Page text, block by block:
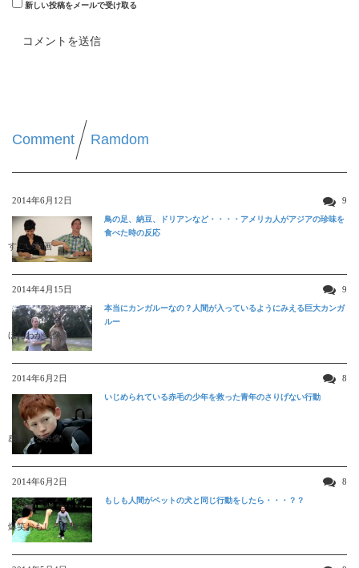
新しい投稿をメールで受け取る
Comment Ramdom
2014年6月12日 9
すごい動画
鳥の足、納豆、ドリアンなど・・・・アメリカ人がアジアの珍味を
食べた時の反応
2014年4月15日 9
ほんわか映像
本当にカンガルーなの？人間が入っているようにみえる巨大カンガ
ルー
2014年6月2日 8
感動する映像
いじめられている赤毛の少年を救った青年のさりげない行動
2014年6月2日 8
爆笑おもしろ映像
もしも人間がペットの犬と同じ行動をしたら・・・？？